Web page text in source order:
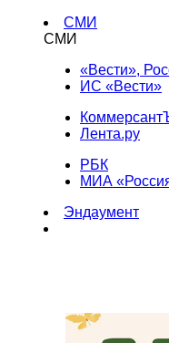
СМИ
СМИ
«Вести»,
ИС «Вести»
Лента.ру
РБК
МИА
Эндаумент